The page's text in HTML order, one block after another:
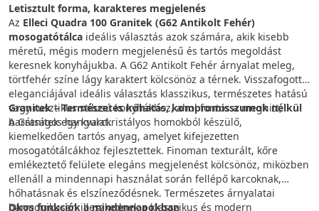
Letisztult forma, karakteres megjelenés
Az Elleci Quadra 100 Granitek (G62 Antikolt Fehér)
mosogatótálca ideális választás azok számára, akik kisebb
méretű, mégis modern megjelenésű és tartós megoldást
keresnek konyhájukba. A G62 Antikolt Fehér árnyalat meleg,
törtfehér színe lágy karaktert kölcsönöz a térnek. Visszafogott
eleganciájával ideális választás klasszikus, természetes hatású
vagy rusztikus stílusú konyhákhoz, ahol fontos a meghitt,
barátságos hangulat.
Granitek – Természetes kőhatás, kompromisszumok nélkül
A Granitek egy kvarckristályos homokból készülő,
kiemelkedően tartós anyag, amelyet kifejezetten
mosogatótálcákhoz fejlesztettek. Finoman texturált, kőre
emlékeztető felülete elegáns megjelenést kölcsönöz, miközben
ellenáll a mindennapi használat során fellépő karcoknak,
hőhatásnak és elszíneződésnek. Természetes árnyalatai
harmonikusan illeszkednek a klasszikus és modern
Okos funkciók a mindennapokban